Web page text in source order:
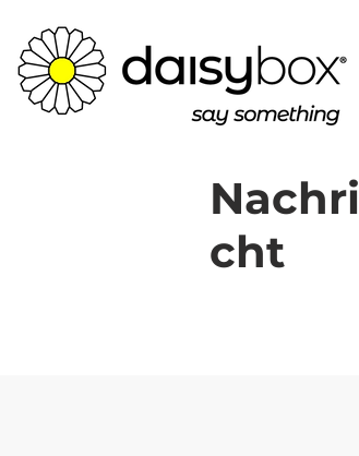
Nachri
cht